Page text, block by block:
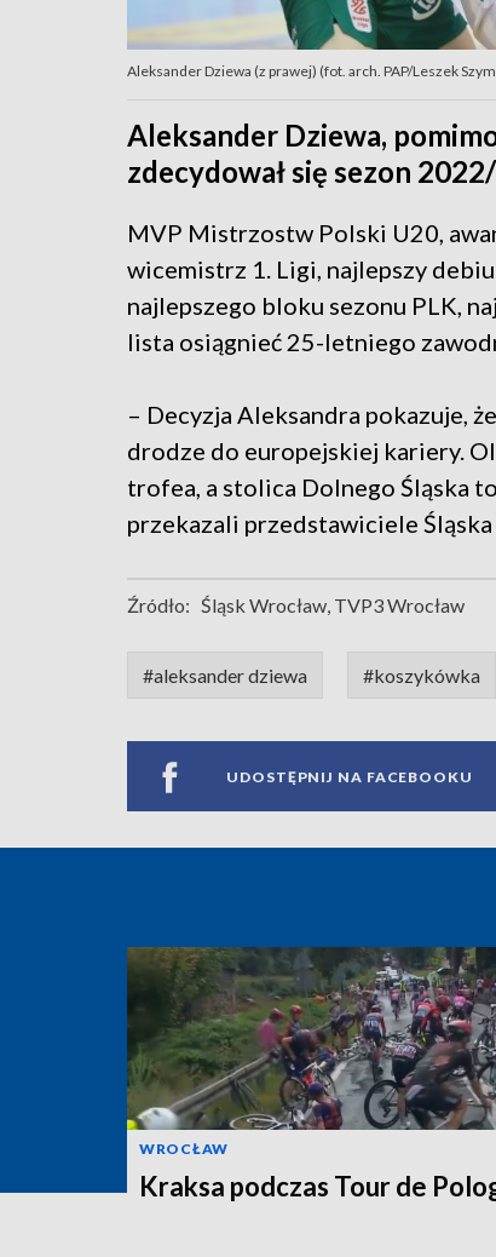
Aleksander Dziewa (z prawej) (fot. arch. PAP/Leszek
Aleksander Dziewa,
zdecydował się sezon
MVP Mistrzostw Polski U20,
wicemistrz 1. Ligi, najlepszy
najlepszego bloku sezonu PLK,
lista osiągnieć 25-letniego
– Decyzja Aleksandra pokazuje,
drodze do europejskiej kariery.
trofea, a stolica Dolnego Śląska
przekazali przedstawiciele Śląska
Źródło: Śląsk Wrocław, TVP3 Wrocław
#aleksander dziewa #koszykówka
UDOSTĘPNIJ NA FACEBOOKU
WROCŁAW
Kraksa podczas Tour de